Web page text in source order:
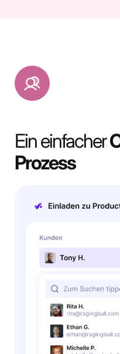
Ein einfacher
Prozess